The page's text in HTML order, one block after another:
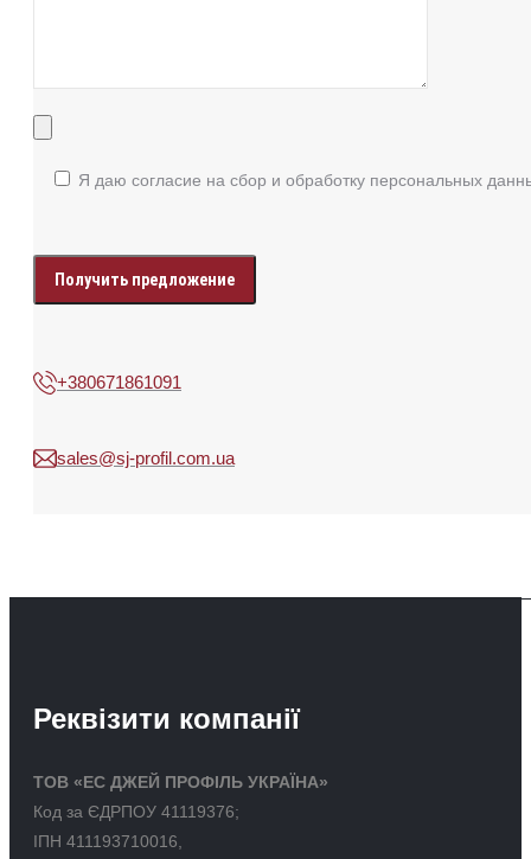
Я даю согласие на сбор и обработку персональных
your
data
+380671861091
sales@sj-profil.com.ua
Реквізити компанії
ТОВ «ЕС ДЖЕЙ ПРОФІЛЬ УКРАЇНА»
Код за ЄДРПОУ 41119376;
ІПН 411193710016,